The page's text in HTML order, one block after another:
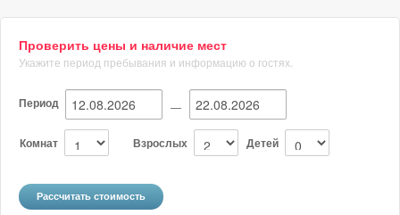
Проверить цены и наличие мест
Укажите период пребывания и информацию о гостях.
Период —
Комнат Взрослых Детей